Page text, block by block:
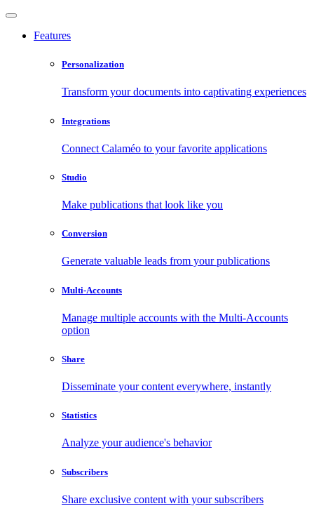
Features
Personalization
Transform your documents into captivating experiences
Integrations
Connect Calaméo to your favorite applications
Studio
Make publications that look like you
Conversion
Generate valuable leads from your publications
Multi-Accounts
Manage multiple accounts with the Multi-Accounts
option
Share
Disseminate your content everywhere, instantly
Statistics
Analyze your audience's behavior
Subscribers
Share exclusive content with your subscribers